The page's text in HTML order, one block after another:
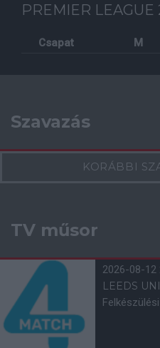
PREMIER
Csapat M
Szavazás
KORÁBBI
TV műsor
2026-08-12
LEEDS